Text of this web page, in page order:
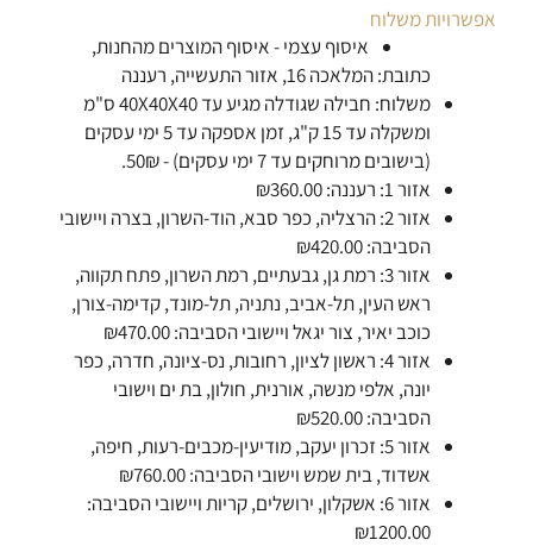
אפשרויות משלוח
איסוף עצמי - איסוף המוצרים מהחנות,
כתובת: המלאכה 16, אזור התעשייה, רעננה
משלוח: חבילה שגודלה מגיע עד 40X40X40 ס"מ
ומשקלה עד 15 ק"ג, זמן אספקה עד 5 ימי עסקים
(בישובים מרוחקים עד 7 ימי עסקים) - 50₪.
אזור 1: רעננה: ₪360.00
אזור 2: הרצליה, כפר סבא, הוד-השרון, בצרה ויישובי
הסביבה: ₪420.00
אזור 3: רמת גן, גבעתיים, רמת השרון, פתח תקווה,
ראש העין, תל-אביב, נתניה, תל-מונד, קדימה-צורן,
כוכב יאיר, צור יגאל ויישובי הסביבה: ₪470.00
אזור 4: ראשון לציון, רחובות, נס-ציונה, חדרה, כפר
יונה, אלפי מנשה, אורנית, חולון, בת ים וישובי
הסביבה: ₪520.00
אזור 5: זכרון יעקב, מודיעין-מכבים-רעות, חיפה,
אשדוד, בית שמש וישובי הסביבה: ₪760.00
אזור 6: אשקלון, ירושלים, קריות ויישובי הסביבה:
₪1200.00